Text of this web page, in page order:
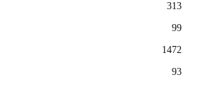
313
99
1472
93